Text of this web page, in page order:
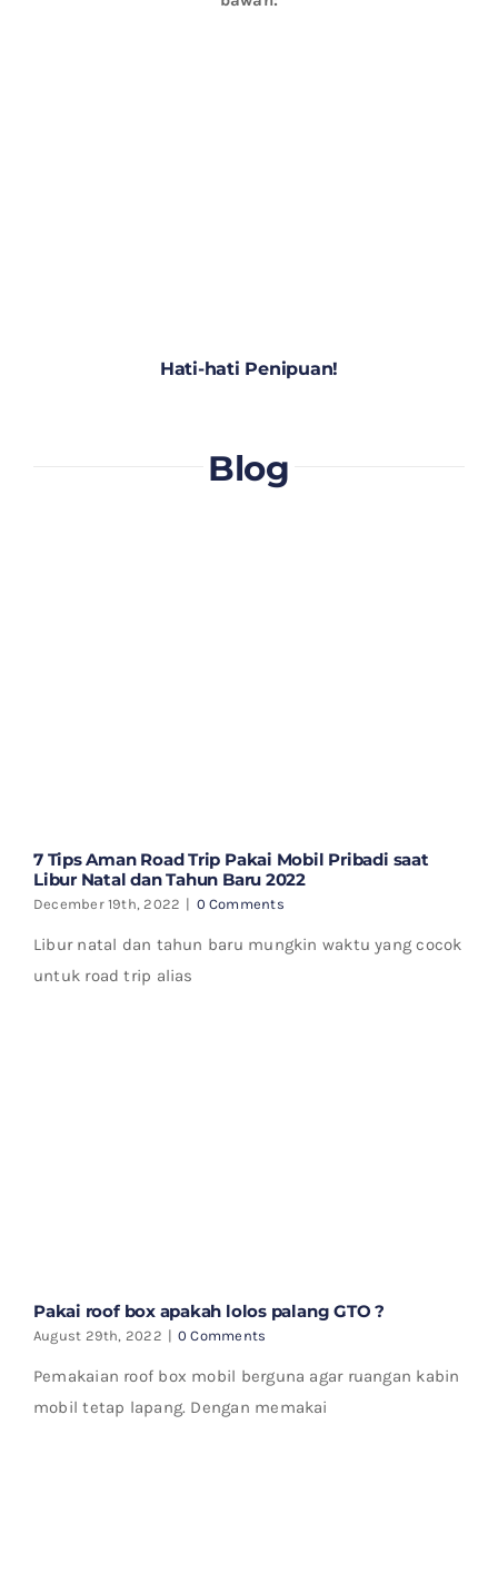
Hati-hati Penipuan!
Blog
7 Tips Aman Road Trip Pakai Mobil Pribadi saat
Libur Natal dan Tahun Baru 2022
December 19th, 2022 | 0 Comments
Libur natal dan tahun baru mungkin waktu yang cocok
untuk road trip alias
Pakai roof box apakah lolos palang GTO ?
August 29th, 2022 | 0 Comments
Pemakaian roof box mobil berguna agar ruangan kabin
mobil tetap lapang. Dengan memakai